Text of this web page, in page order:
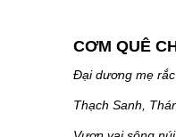
CƠM QUÊ
Đại dương mẹ
Thạch Sanh,